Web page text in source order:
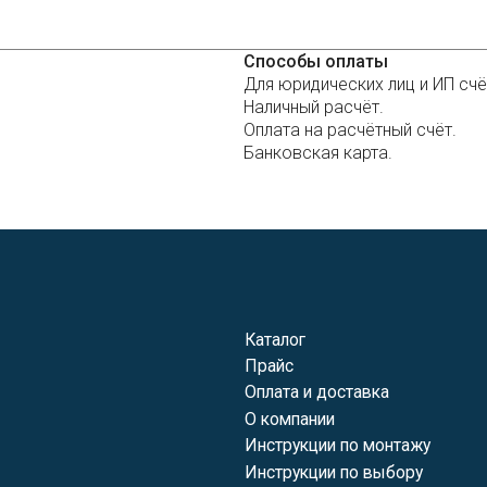
Способы оплаты
Для юридических лиц и ИП
Наличный расчёт.
Оплата на расчётный счёт.
Банковская карта.
Оплата и доставка
О компании
Инструкции по монтажу
Инструкции по выбору
Контакты
Политика
персональных